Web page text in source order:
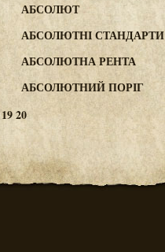
АБСОЛЮТ
АБСОЛЮТНІ СТАНДАРТИ
АБСОЛЮТНА РЕНТА
АБСОЛЮТНИЙ ПОРІГ
1920